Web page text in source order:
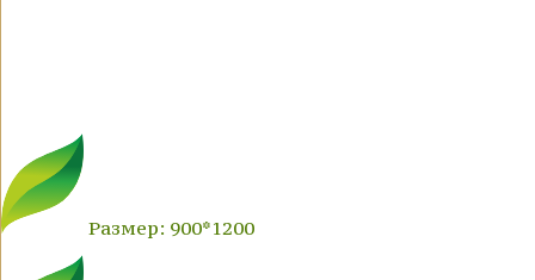
Размер: 900*1200